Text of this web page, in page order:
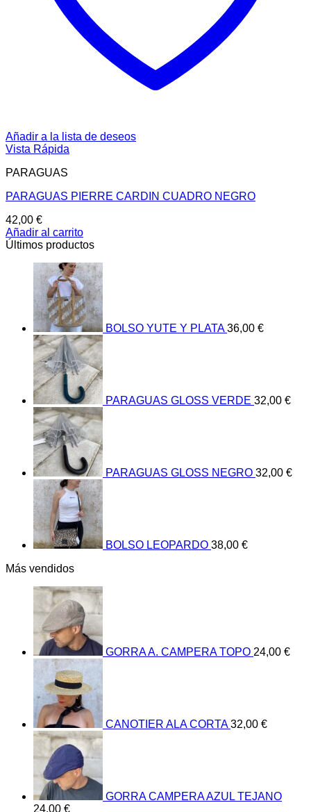
Añadir a la lista de deseos
Vista Rápida
PARAGUAS
PARAGUAS PIERRE CARDIN CUADRO NEGRO
42,00 €
Añadir al carrito
Últimos productos
BOLSO YUTE Y PLATA 36,00 €
PARAGUAS GLOSS VERDE 32,00 €
PARAGUAS GLOSS NEGRO 32,00 €
BOLSO LEOPARDO 38,00 €
Más vendidos
GORRA A. CAMPERA TOPO 24,00 €
CANOTIER ALA CORTA 32,00 €
GORRA CAMPERA AZUL TEJANO
24,00 €